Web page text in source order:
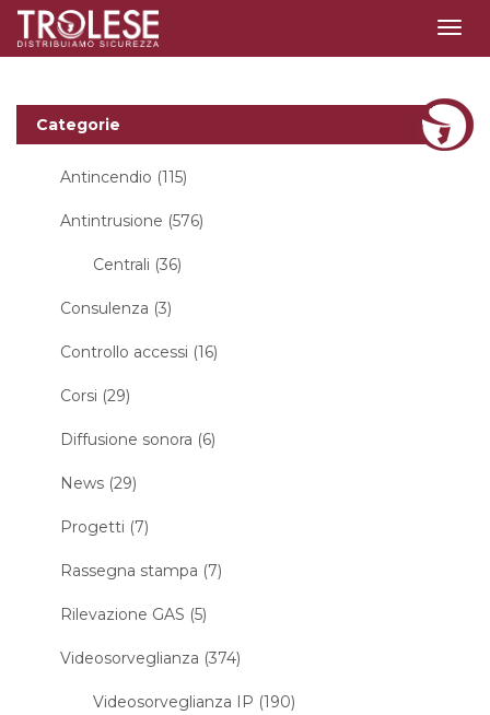
Categorie
Antincendio (115)
Antintrusione (576)
Centrali (36)
Consulenza (3)
Controllo accessi (16)
Corsi (29)
Diffusione sonora (6)
News (29)
Progetti (7)
Rassegna stampa (7)
Rilevazione GAS (5)
Videosorveglianza (374)
Videosorveglianza IP (190)